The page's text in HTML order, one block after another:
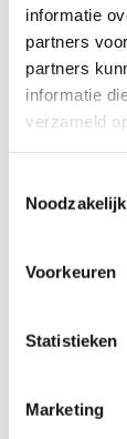
informatie
partners
partners
informatie
verzameld
Noodzakelijk
Voorkeuren
Statistieken
Marketing
Big Bags
vanaf